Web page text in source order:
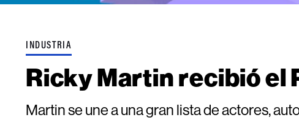
INDUSTRIA
Ricky Martin recibió el
Martin se une a una gran lista de actores,